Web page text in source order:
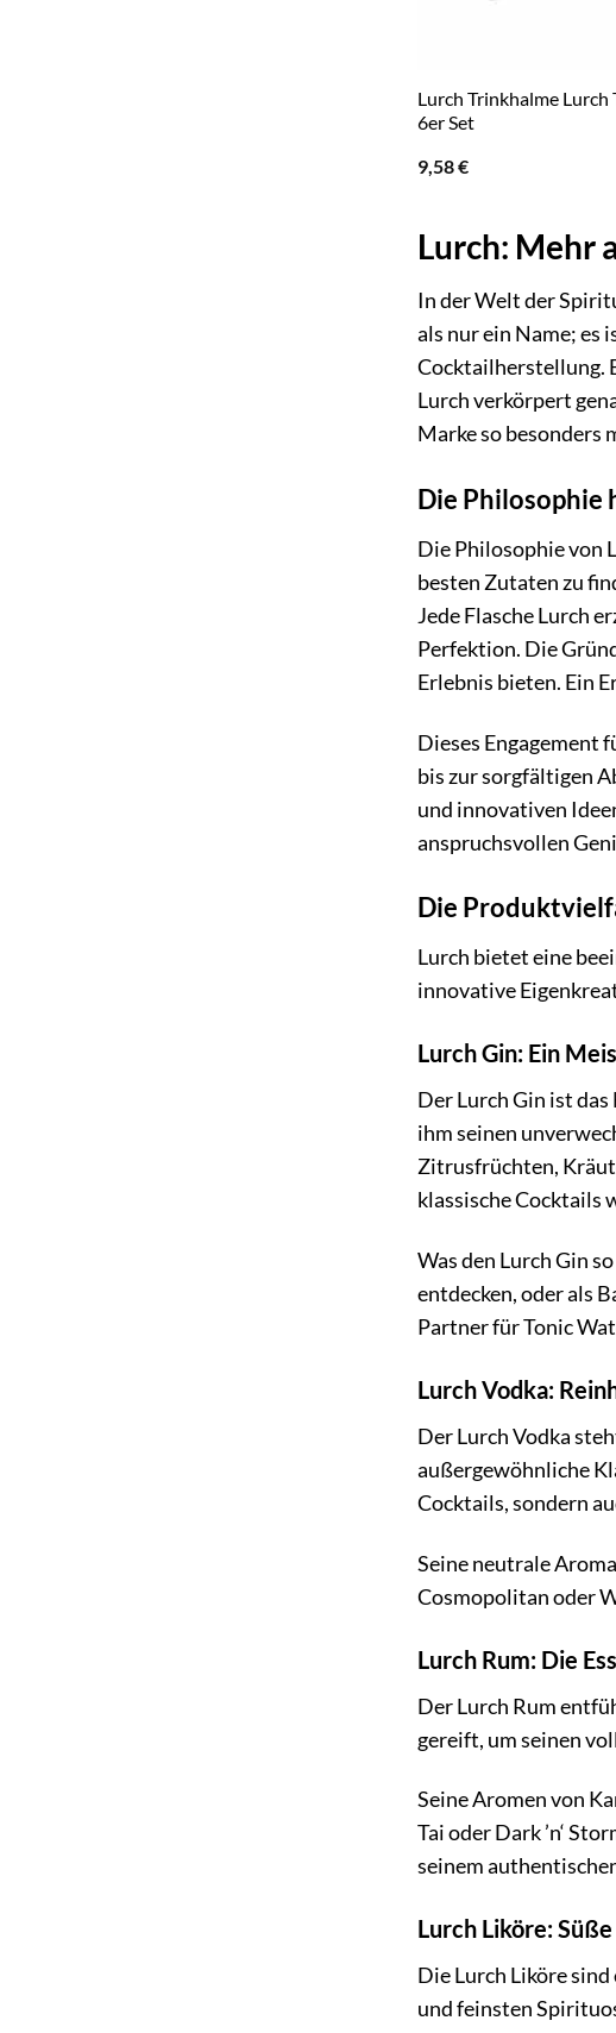
Lurch Trinkhalme Lurch
6er Set
9,58€
Lurch: Mehr
In der Welt der
als nur ein Name; es
Cocktailherstellung.
Lurch verkörpert
Marke so besonders
Die Philosophie
Die Philosophie von
besten Zutaten zu
Jede Flasche Lurch
Perfektion. Die
Erlebnis bieten. Ein
Dieses Engagement
bis zur sorgfältigen
und innovativen
anspruchsvollen
Die
Lurch bietet eine
innovative
Lurch Gin: Ein
Der Lurch Gin ist
ihm seinen
Zitrusfrüchten,
klassische Cocktails
Was den Lurch Gin
entdecken, oder als
Partner für Tonic
Lurch Vodka:
Der Lurch Vodka
außergewöhnliche
Cocktails, sondern
Seine neutrale
Cosmopolitan oder
Lurch Rum: Die
Der Lurch Rum
gereift, um seinen
Seine Aromen von
Tai oder Dark ’n‘
seinem
Lurch Liköre:
Die Lurch Liköre sind
und feinsten